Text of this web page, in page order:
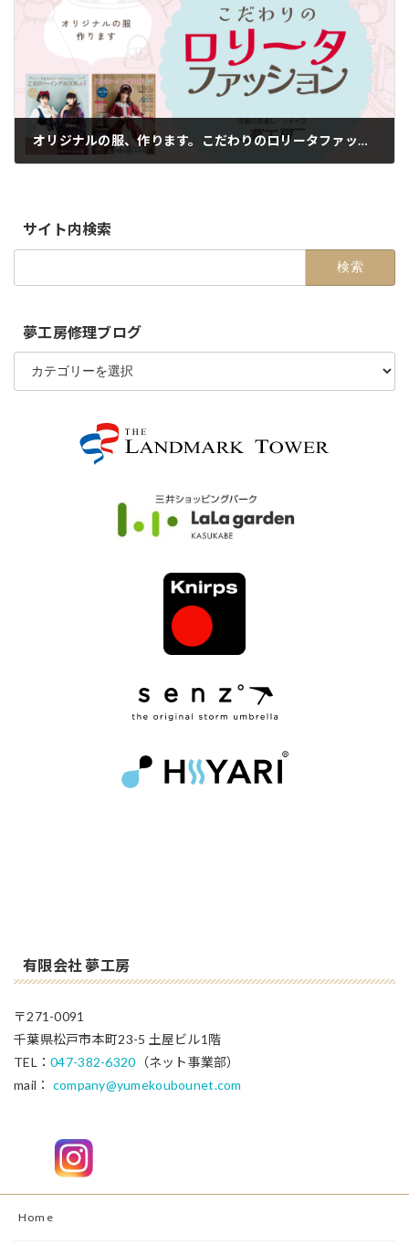
オリジナルの服、作ります。こだわりのロリータファッション【綾瀬店】
サイト内検索
夢工房修理ブログ
夢
房
有限会社 夢工房
〒271-0091
千葉県松戸市本町23-5 土屋ビル1階
TEL：047-382-6320 （ネット事業部）
mail： company@yumekoubounet.com
Home